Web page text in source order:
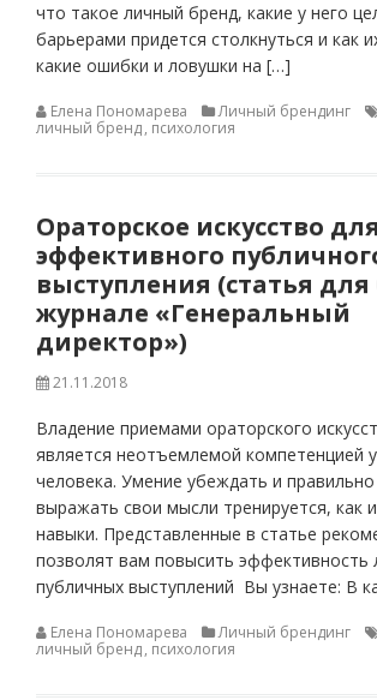
что такое личный бренд, какие у него
барьерами придется столкнуться и как
какие ошибки и ловушки на […]
Елена Пономарева Личный брендинг
личный бренд, психология
Ораторское искусство для
эффективного
выступления (статья для
журнале «Генеральный
директор»)
21.11.2018
Владение приемами ораторского
является неотъемлемой компетенцией
человека. Умение убеждать и правильно
выражать свои мысли тренируется, как
навыки. Представленные в статье
позволят вам повысить эффективность
публичных выступлений Вы узнаете: В
Елена Пономарева Личный брендинг
личный бренд, психология